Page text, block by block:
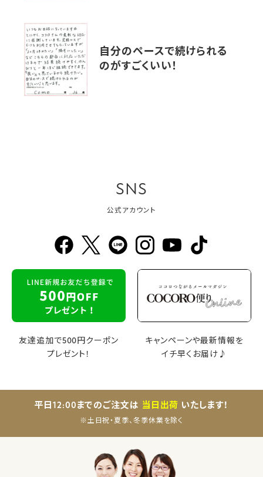
自分のペースで続けられる
のがすごくいい！
SNS
公式アカウント
友達追加で500円クーポン
プレゼント！
キャンペーンや最新情報を
イチ早くお届け♪
平日12:00までのご注文は 当日出荷 いたします！
※土日祝・夏季、冬季休業を除く